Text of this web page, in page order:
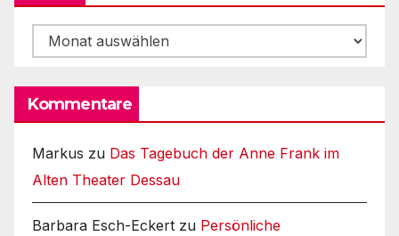
Archiv
Kommentare
Markus zu Das Tagebuch der Anne Frank im
Alten Theater Dessau
Barbara Esch-Eckert zu Persönliche